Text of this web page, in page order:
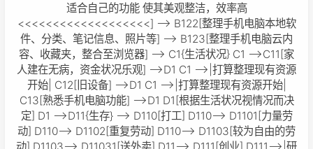
适合自己的功能 使其美观整洁，效率高
<<<<<<<<<<<<<<<<<<<] --> B122[整理手机电脑本地软
件、分类、笔记信息、照片等] --> B123[整理手机电脑云内
容、收藏夹，整合至浏览器] --> C1{生活状况} C1 -->C11[家
人建在无病，资金状况乐观] -->D1 C1 -->|打算整理现有资源
开始| C12[旧设备] -->D1 C1 -->|打算整理现有资源开始|
C13[熟悉手机电脑功能] -->D1 D1[根据生活状况视情况而决
定] D1 -->D11{生存} --> D110[打工] D110--> D1101[力量劳
动] D110--> D1102[重复劳动] D110--> D1103[较为自由的劳
动] D1103--> D11031[送外卖] D11--> D111[创业] D111-->|研